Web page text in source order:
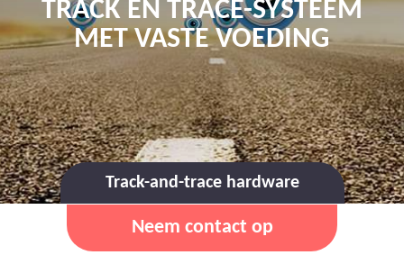
TRACK EN TRACE-SYSTEEM
MET VASTE VOEDING
Track-and-trace hardware
Neem contact op